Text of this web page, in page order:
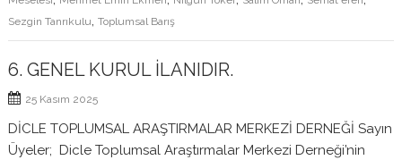
Sezgin Tanrıkulu,Toplumsal Barış
6. GENEL KURUL İLANIDIR.
25 Kasım 2025
DİCLE TOPLUMSAL ARAŞTIRMALAR MERKEZİ DERNEĞİ Sayın
Üyeler; Dicle Toplumsal Araştırmalar Merkezi Derneği’nin